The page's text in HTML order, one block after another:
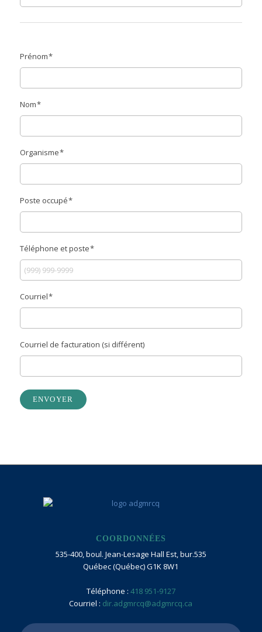
Prénom*
Nom*
Organisme*
Poste occupé*
Téléphone et poste*
Courriel*
Courriel de facturation (si différent)
ENVOYER
COORDONNÉES
535-400, boul. Jean-Lesage Hall Est, bur.535
Québec (Québec) G1K 8W1
Téléphone : 418 951-9127
Courriel : dir.adgmrcq@adgmrcq.ca